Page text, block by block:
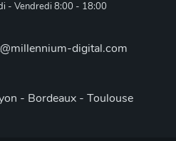
- Vendredi 8:00 - 18:00
digital.com
- Bordeaux - Toulouse